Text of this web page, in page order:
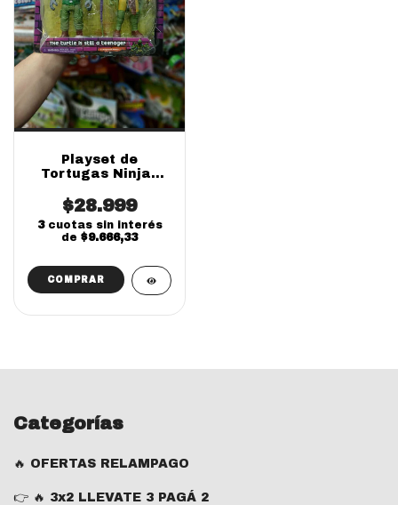
Playset de
Tortugas Ninjas
Importados
$28.999
3 cuotas sin interés
de $9.666,33
COMPRAR
Categorías
🔥 OFERTAS RELAMPAGO
👉 🔥 3x2 LLEVATE 3 PAGÁ 2